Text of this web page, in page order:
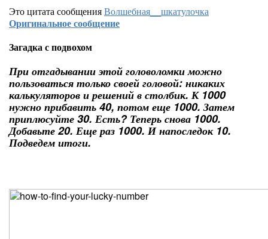
Это цитата сообщенияВолшебная__шкатулочка
Оригинальное сообщение
Загадка с подвохом
При отгадывании этой головоломки можно
пользоваться только своей головой: никаких
калькуляторов и решений в столбик. К 1000
нужно прибавить 40, потом еще 1000. Затем
приплюсуйте 30. Есть? Теперь снова 1000.
Добавьте 20. Еще раз 1000. И напоследок 10.
Подведем итоги.